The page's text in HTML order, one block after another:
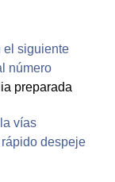
el siguiente
número
preparada
vías
despeje